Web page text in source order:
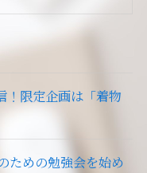
限定企画は「着物
ための勉強会を始め